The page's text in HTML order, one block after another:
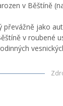
v Běštíně
převážně jako
v roubené